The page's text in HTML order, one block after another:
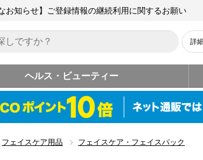
お知らせ】ご登録情報の継続利用に関するお願い
詳
ヘルス・ビューティー
フェイスケア用品 フェイスケア・フェイスパック